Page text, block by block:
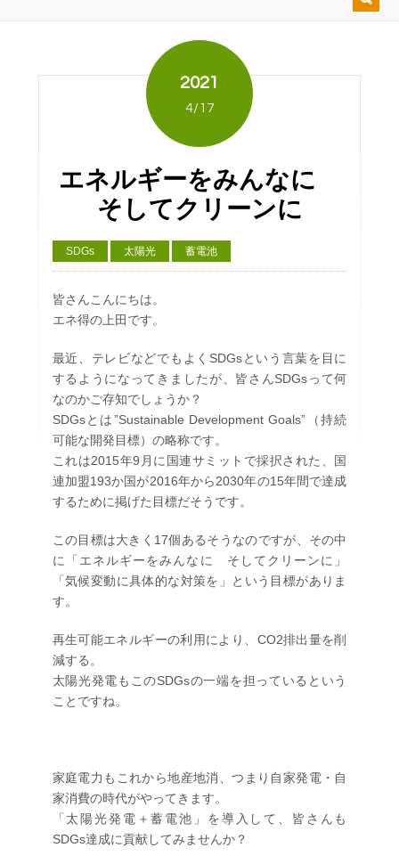
2021
4/17
エネルギーをみんなに
そしてクリーンに
SDGs 太陽光 蓄電池
皆さんこんにちは。
エネ得の上田です。
最近、テレビなどでもよくSDGsという言葉を目に
するようになってきましたが、皆さんSDGsって何
なのかご存知でしょうか？
SDGsとは”Sustainable Development Goals”（持続
可能な開発目標）の略称です。
これは2015年9月に国連サミットで採択された、 国
連加盟193か国が2016年から2030年の15年間で達成
するために掲げた目標だそうです。
この目標は大きく17個あるそうなのですが、その中
に「エネルギーをみんなに そしてクリーンに」
「気候変動に具体的な対策を」という目標がありま
す。
再生可能エネルギーの利用により、CO2排出量を削
減する。
太陽光発電もこのSDGsの一端を担っているという
ことですね。
家庭電力もこれから地産地消、つまり自家発電・自
家消費の時代がやってきます。
「太陽光発電＋蓄電池」を導入して、皆さんも
SDGs達成に貢献してみませんか？